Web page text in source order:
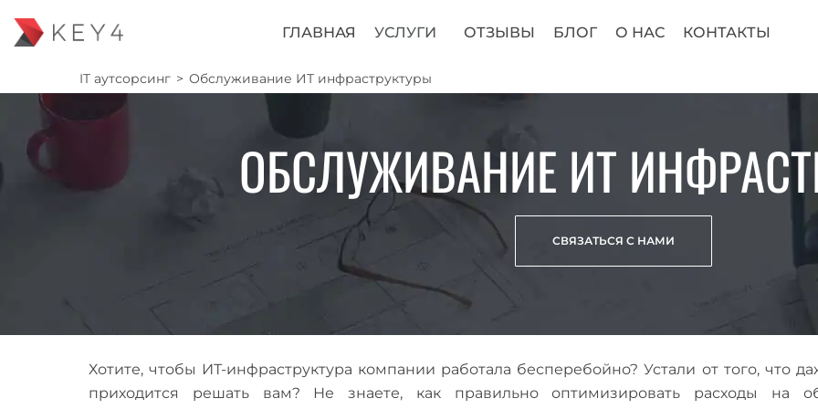
ГЛАВНАЯ УСЛУГИ ОТЗЫВЫ БЛОГ О НАС КОНТАКТЫ
IT аутсорсинг > Обслуживание ИТ инфраструктуры
ОБСЛУЖИВАНИЕ ИТ
СВЯЗАТЬСЯ С НАМИ
Хотите, чтобы ИТ-инфраструктура компании работала бесперебойно? Устали от того,
приходится решать вам? Не знаете, как правильно оптимизировать расходы на